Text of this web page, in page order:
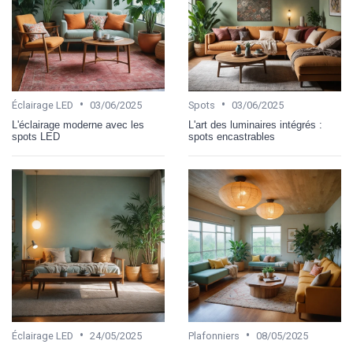
Éclairage LED • 03/06/2025
L'éclairage moderne avec les
spots LED
Spots • 03/06/2025
L'art des luminaires intégrés :
spots encastrables
Éclairage LED • 24/05/2025
Plafonniers • 08/05/2025